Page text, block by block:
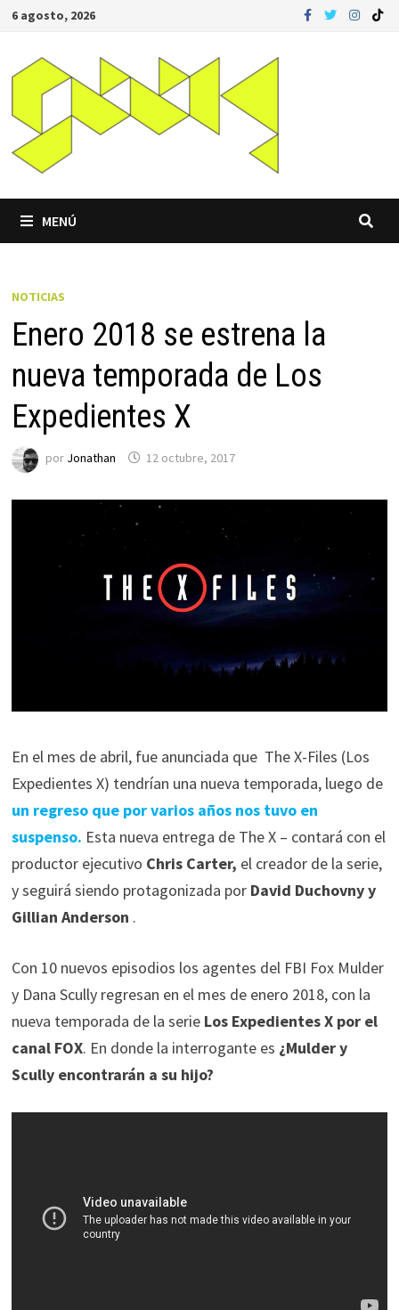
Saltar
contenido
6 agosto, 2026
MENÚ
NOTICIAS
Enero 2018 se estrena la
nueva temporada de Los
Expedientes X
por Jonathan 12 octubre, 2017
En el mes de abril, fue anunciada que The X-Files (Los
Expedientes X) tendrían una nueva temporada, luego de
un regreso que por varios años nos tuvo en
suspenso. Esta nueva entrega de The X – contará con el
productor ejecutivo Chris Carter, el creador de la serie,
y seguirá siendo protagonizada por David Duchovny y
Gillian Anderson .
Con 10 nuevos episodios los agentes del FBI Fox Mulder
y Dana Scully regresan en el mes de enero 2018, con la
nueva temporada de la serie Los Expedientes X por el
canal FOX. En donde la interrogante es ¿Mulder y
Scully encontrarán a su hijo?